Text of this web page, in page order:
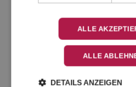
MALTESER
BENEFIZMARKT
KRONBERG,
FLYING
IN
HAMBURG,
ALLE
ALLE
DETAILS ANZEIGEN